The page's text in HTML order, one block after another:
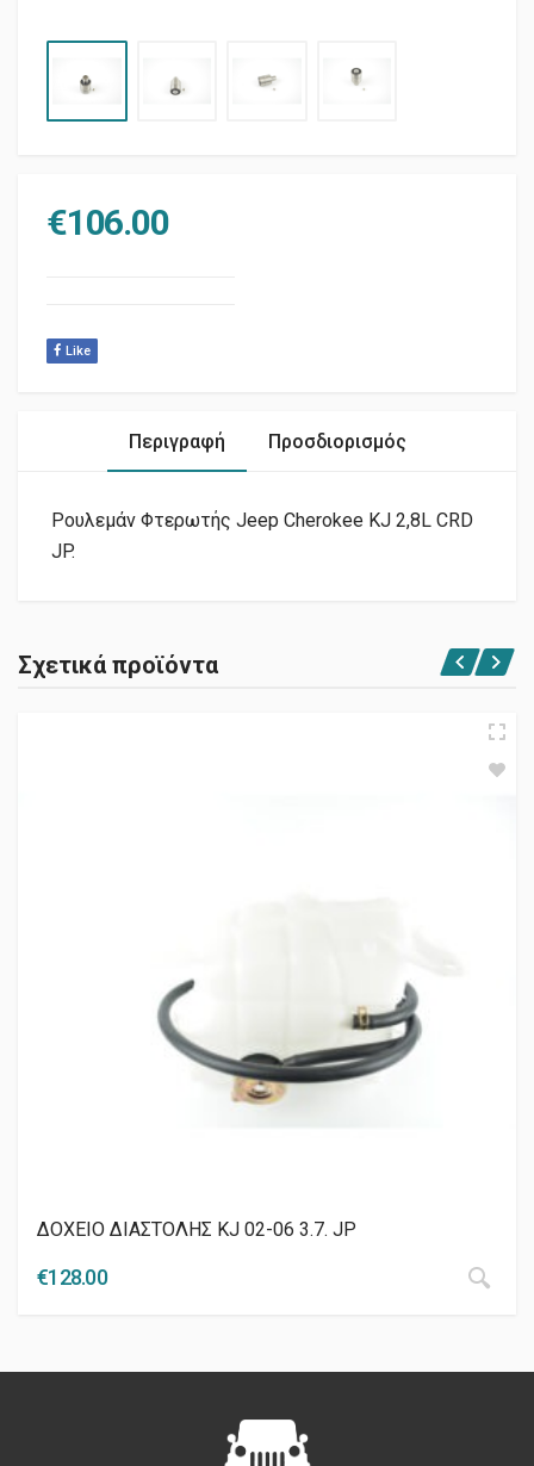
€106.00
Like
Περιγραφή Προσδιορισμός
Ρουλεμάν Φτερωτής Jeep Cherokee KJ 2,8L CRD
JP.
Σχετικά προϊόντα
ΔΟΧΕΙΟ ΔΙΑΣΤΟΛΗΣ KJ 02-06 3.7. JP
€128.00